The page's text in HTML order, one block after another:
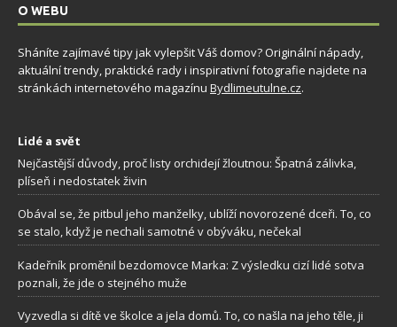
O WEBU
Sháníte zajímavé tipy jak vylepšit Váš domov? Originální nápady,
aktuální trendy, praktické rady i inspirativní fotografie najdete na
stránkách internetového magazínu Bydlimeutulne.cz.
Lidé a svět
Nejčastější důvody, proč listy orchidejí žloutnou: Špatná zálivka,
plíseň i nedostatek živin
Obával se, že pitbul jeho manželky, ublíží novorozené dceři. To, co
se stalo, když je nechali samotné v obýváku, nečekal
Kadeřník proměnil bezdomovce Marka: Z výsledku cizí lidé sotva
poznali, že jde o stejného muže
Vyzvedla si dítě ve školce a jela domů. To, co našla na jeho těle, ji